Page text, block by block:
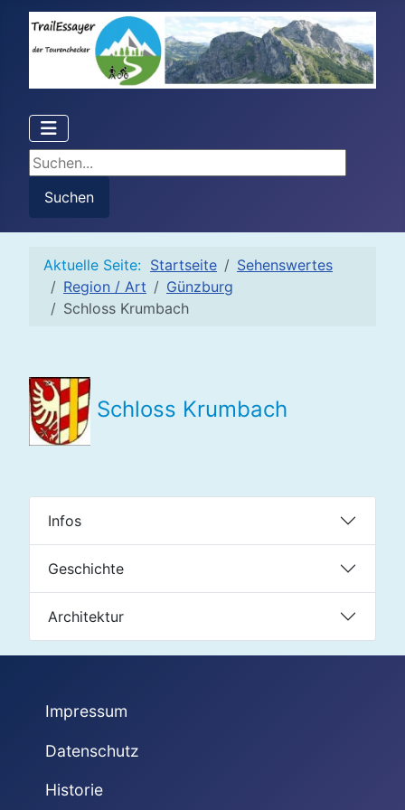
Suchen...
Suchen
Aktuelle Seite: Startseite
Sehenswertes
Region / Art
Günzburg
Schloss Krumbach
Schloss Krumbach
Infos
Geschichte
Architektur
Impressum
Datenschutz
Historie